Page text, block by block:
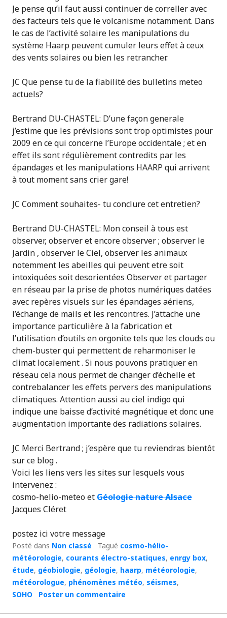
Je pense qu’il faut aussi continuer de correller avec
des facteurs tels que le volcanisme notamment. Dans
le cas de l’activité solaire les manipulations du
système Haarp peuvent cumuler leurs effet à ceux
des vents solaires ou bien les retrancher.
JC Que pense tu de la fiabilité des bulletins meteo
actuels?
Bertrand DU-CHASTEL: D’une façon generale
j’estime que les prévisions sont trop optimistes pour
2009 en ce qui concerne l’Europe occidentale ; et en
effet ils sont régulièrement contredits par les
épandages et les manipulations HAARP qui arrivent
à tout moment sans crier gare!
JC Comment souhaites- tu conclure cet entretien?
Bertrand DU-CHASTEL: Mon conseil à tous est
observer, observer et encore observer ; observer le
Jardin , observer le Ciel, observer les animaux
notemment les abeilles qui peuvent etre soit
intoxiquées soit desorientées Observer et partager
en réseau par la prise de photos numériques datées
avec repères visuels sur les épandages aériens,
l’échange de mails et les rencontres. J’attache une
importance particulière à la fabrication et
l’utilisation d’outils en orgonite tels que les clouds ou
chem-buster qui permettent de reharmoniser le
climat localement . Si nous pouvons pratiquer en
réseau cela nous permet de changer d’échelle et
contrebalancer les effets pervers des manipulations
climatiques. Attention aussi au ciel indigo qui
indique une baisse d’activité magnétique et donc une
augmentation importante des radiations solaires.
JC Merci Bertrand ; j’espère que tu reviendras bientôt
sur ce blog .
Voici les liens vers les sites sur lesquels vous
intervenez :
cosmo-helio-meteoetGéologie nature Alsace
Jacques Cléret
postez ici votre message
Posté dans Non classé Tagué cosmo-hélio-
météorologie, courants électro-statiques, enrgy box,
étude, géobiologie, géologie, haarp, météorologie,
météorologue, phénomènes météo, séismes,
SOHO
Poster un commentaire